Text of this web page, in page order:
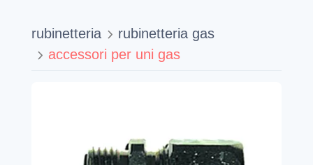
rubinetteria
rubinetteria gas
accessori per uni gas